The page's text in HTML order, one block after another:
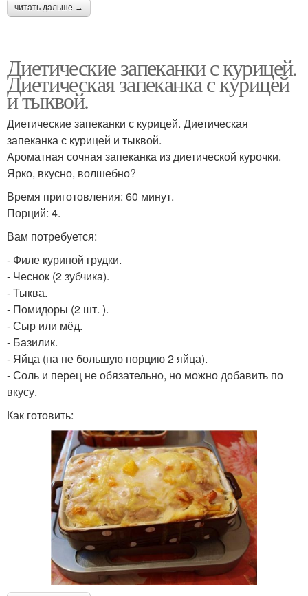
читать дальше →
Диетические запеканки с курицей.
Диетическая запеканка с курицей
и тыквой.
Диетические запеканки с курицей. Диетическая
запеканка с курицей и тыквой.
Ароматная сочная запеканка из диетической курочки.
Ярко, вкусно, волшебно?
Время приготовления: 60 минут.
Порций: 4.
Вам потребуется:
- Филе куриной грудки.
- Чеснок (2 зубчика).
- Тыква.
- Помидоры (2 шт. ).
- Сыр или мёд.
- Базилик.
- Яйца (на не большую порцию 2 яйца).
- Соль и перец не обязательно, но можно добавить по
вкусу.
Как готовить: